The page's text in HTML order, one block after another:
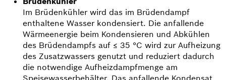
Im Brüdenkühler wird das im Brüdendampf
enthaltene Wasser kondensiert. Die anfallende
Wärme­energie beim Kondensieren und Abkühlen
des Brüdendampfs auf ≤ 35 °C wird zur Aufheizung
des Zusatzwassers genutzt und reduziert dadurch
die notwendige Aufheizdampfmenge am